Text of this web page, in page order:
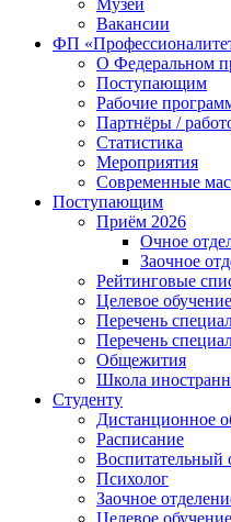
Музей
Вакансии
ФП
О Федеральном
Поступающим
Рабочие
Партнёры /
Статистика
Мероприятия
Современные
Поступающим
Приём 2026
Очное
Заочное
Рейтинговые
Целевое обучение
Перечень
Перечень
Общежития
Школа
Студенту
Дистанционное
Расписание
Воспитательный
Психолог
Заочное
Целевое обучение